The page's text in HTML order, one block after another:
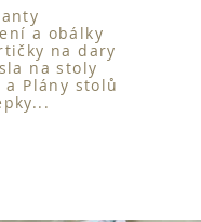
a obálky
na dary
na stoly
Plány stolů